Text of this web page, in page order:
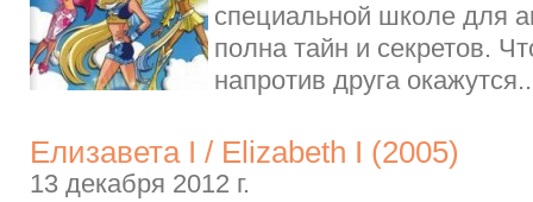
специальной школе для
полна тайн и секретов.
напротив друга окажутся..
Елизавета I / Elizabeth I (2005)
13 декабря 2012 г.